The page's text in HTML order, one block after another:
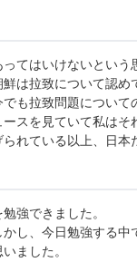
てはいけないとい
は拉致について認
も拉致問題につい
スを見ていて私は
れている以上、日
強できました。
し、今日勉強する
ました。